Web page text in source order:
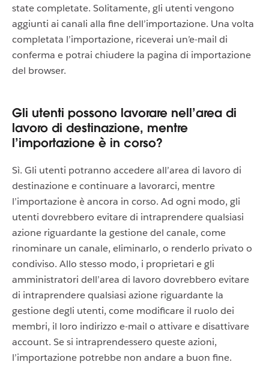
state completate. Solitamente, gli utenti vengono
aggiunti ai canali alla fine dell’importazione. Una volta
completata l’importazione, riceverai un’e-mail di
conferma e potrai chiudere la pagina di importazione
del browser.
Gli utenti possono lavorare nell’area di
lavoro di destinazione, mentre
l’importazione è in corso?
Sì. Gli utenti potranno accedere all’area di lavoro di
destinazione e continuare a lavorarci, mentre
l’importazione è ancora in corso. Ad ogni modo, gli
utenti dovrebbero evitare di intraprendere qualsiasi
azione riguardante la gestione del canale, come
rinominare un canale, eliminarlo, o renderlo privato o
condiviso. Allo stesso modo, i proprietari e gli
amministratori dell’area di lavoro dovrebbero evitare
di intraprendere qualsiasi azione riguardante la
gestione degli utenti, come modificare il ruolo dei
membri, il loro indirizzo e-mail o attivare e disattivare
account. Se si intraprendessero queste azioni,
l’importazione potrebbe non andare a buon fine.